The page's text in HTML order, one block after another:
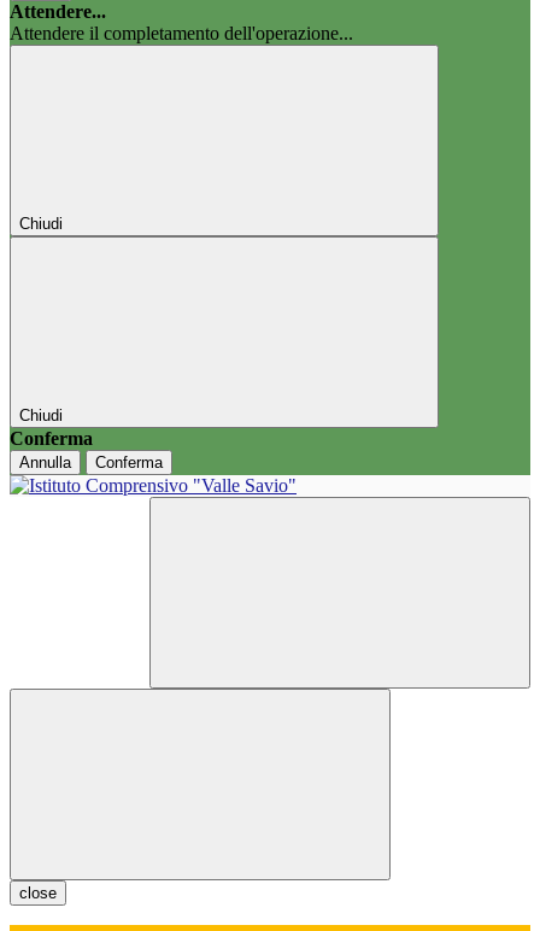
Attendere...
Attendere il completamento dell'operazione...
Chiudi
Chiudi
Conferma
Annulla Conferma
close